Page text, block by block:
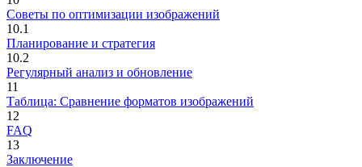
Советы по оптимизации изображений
10.1
Планирование и стратегия
10.2
Регулярный анализ и обновление
11
Таблица: Сравнение форматов изображений
12
FAQ
13
Заключение